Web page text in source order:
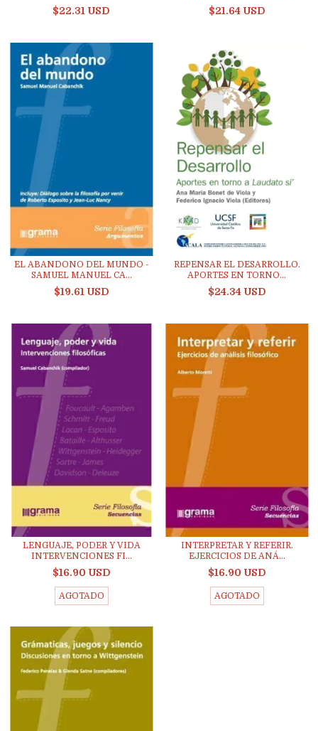
$22.31 USD $21.64 USD
EL ABANDONO DEL MUNDO -
SAMUEL MANUEL CA...
$19.61 USD
REPENSAR EL DESARROLLO.
APORTES EN TORNO...
$24.34 USD
LENGUAJE, PODER Y VIDA
INTERVENCIONES FI...
$16.90 USD
AGOTADO
INTERPRETAR Y REFERIR.
EJERCICIOS DE ANÁ...
$16.90 USD
AGOTADO